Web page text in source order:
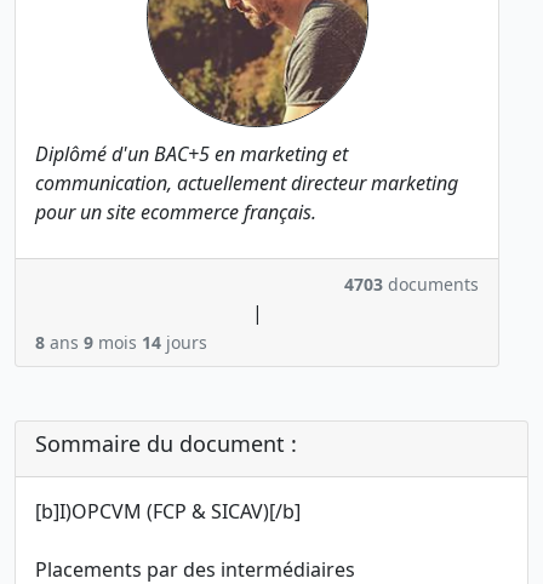
Diplômé d'un BAC+5 en marketing et
communication, actuellement directeur marketing
pour un site ecommerce français.
4703 documents
|
8 ans 9 mois 14 jours
Sommaire du document :
[b]I)OPCVM (FCP & SICAV)[/b]
Placements par des intermédiaires